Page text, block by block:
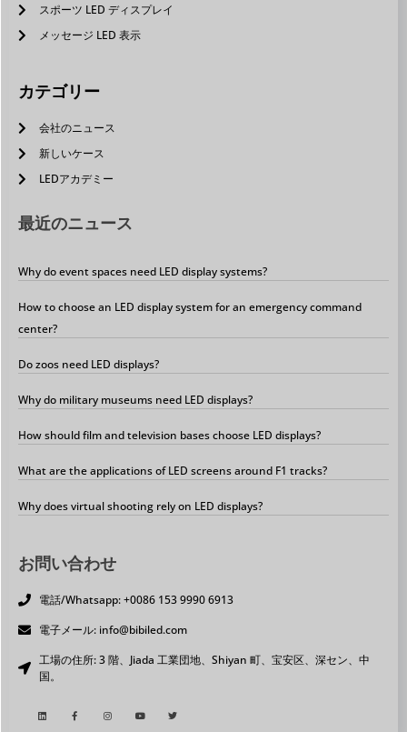
スポーツ LED ディスプレイ
メッセージ LED 表示
カテゴリー
会社のニュース
新しいケース
LEDアカデミー
最近のニュース
Why do event spaces need LED display systems?
How to choose an LED display system for an emergency command
center?
Do zoos need LED displays?
Why do military museums need LED displays?
How should film and television bases choose LED displays?
What are the applications of LED screens around F1 tracks?
Why does virtual shooting rely on LED displays?
お問い合わせ
電話/Whatsapp: +0086 153 9990 6913
電子メール: info@bibiled.com
工場の住所: 3 階、Jiada 工業団地、Shiyan 町、宝安区、深セン、中
国。